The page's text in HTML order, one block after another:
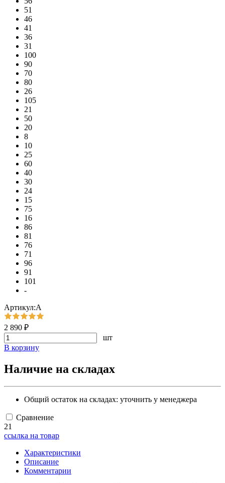
51
46
41
36
31
100
90
70
80
26
105
21
50
20
8
10
25
60
40
30
24
15
75
16
86
81
76
71
96
91
101
-
Артикул:А
2 890 ₽
шт
В корзину
Наличие на складах
Общий остаток на складах: уточнить у менеджера
Сравнение
21
ссылка на товар
Характеристики
Описание
Комментарии